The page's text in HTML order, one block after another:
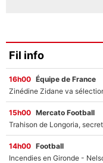
Fil info
16h00 Équipe de France
15h00 Mercato Football
14h00 Football